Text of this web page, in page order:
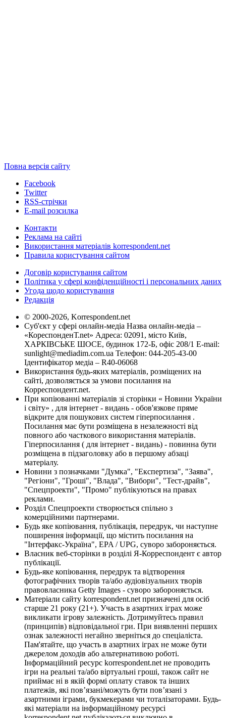
Повна версія сайту
Facebook
Twitter
RSS-стрічки
E-mail розсилка
Контакти
Реклама на сайті
Використання матеріалів korrespondent.net
Правила користування сайтом
Договір користування сайтом
Політика у сфері конфіденційності і персональних даних
Угода щодо користування
Редакція
© 2000-2026, Korrespondent.net
Суб'єкт у сфері онлайн-медіа Назва онлайн-медіа –
«КореспонденТ.net» Адреса: 02091, місто Київ,
ХАРКІВСЬКЕ ШОСЕ, будинок 172-Б, офіс 208/1 E-mail:
sunlight@mediadim.com.ua Телефон: 044-205-43-00
Ідентифікатор медіа – R40-06068
Використання будь-яких матеріалів, розміщених на
сайті, дозволяється за умови посилання на
Корреспондент.net.
При копіюванні матеріалів зі сторінки « Новини України
і світу» , для інтернет - видань - обов'язкове пряме
відкрите для пошукових систем гіперпосилання .
Посилання має бути розміщена в незалежності від
повного або часткового використання матеріалів.
Гіперпосилання ( для інтернет - видань) - повинна бути
розміщена в підзаголовку або в першому абзаці
матеріалу.
Новини з позначками "Думка", "Експертиза", "Заява",
"Регіони", "Гроші", "Влада", "Вибори", "Тест-драйв",
"Спецпроекти", "Промо" публікуються на правах
реклами.
Розділ Спецпроекти створюється спільно з
комерційними партнерами.
Будь яке копіювання, публікація, передрук, чи наступне
поширення інформації, що містить посилання на
"Інтерфакс-Україна", EPA / UPG, суворо забороняється.
Власник веб-сторінки в розділі Я-Корреспондент є автор
публікації.
Будь-яке копіювання, передрук та відтворення
фотографічних творів та/або аудіовізуальних творів
правовласника Getty Images - суворо забороняється.
Матеріали сайту korrespondent.net призначені для осіб
старше 21 року (21+). Участь в азартних іграх може
викликати ігрову залежність. Дотримуйтесь правил
(принципів) відповідальної гри. При виявленні перших
ознак залежності негайно зверніться до спеціаліста.
Пам'ятайте, що участь в азартних іграх не може бути
джерелом доходів або альтернативою роботі.
Інформаційний ресурс korrespondent.net не проводить
ігри на реальні та/або віртуальні гроші, також сайт не
приймає ні в якій формі оплату ставок та інших
платежів, які пов’язані/можуть бути пов’язані з
азартними іграми, букмекерами чи тоталізаторами. Будь-
які матеріали на інформаційному ресурсі